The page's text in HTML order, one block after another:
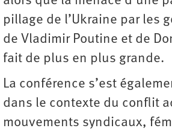
pillage de l’Ukraine par les
de Vladimir Poutine et de
fait de plus en plus grande.
La conférence s’est
dans le contexte du conflit
mouvements syndicaux,